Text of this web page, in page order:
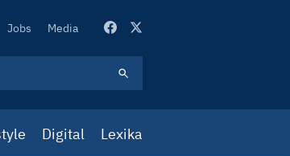
Jobs Media
Digital Lexika